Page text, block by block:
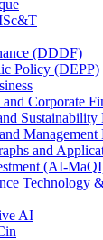
(DDDF)
Policy (DEPP)
Corporate
Sustainability
Management
and
(AI-
Technology
AI